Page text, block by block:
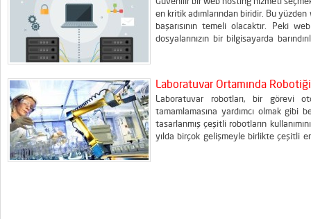
en kritik adımlarından biridir. Bu
başarısının temeli olacaktır. Peki
dosyalarınızın bir bilgisayarda
Laboratuvar Ortamında
Laboratuvar robotları, bir görevi
tamamlamasına yardımcı olmak
tasarlanmış çeşitli robotların
yılda birçok gelişmeyle birlikte çeşitli